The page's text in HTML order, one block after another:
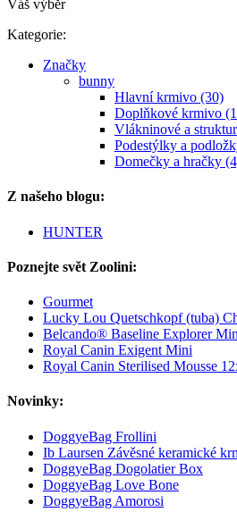
Váš výběr
Kategorie:
Značky
bunny
Hlavní krmivo (30)
Doplňkové krmivo
Vlákninové a
Podestýlky a
Domečky a hračky
Z našeho blogu:
HUNTER
Poznejte svět Zoolini:
Gourmet
Lucky Lou Quetschkopf (tuba)
Belcando® Baseline Explorer
Royal Canin Exigent Mini
Royal Canin Sterilised Mousse
Novinky:
DoggyeBag Frollini
Ib Laursen Závěsné keramické
DoggyeBag Dogolatier Box
DoggyeBag Love Bone
DoggyeBag Amorosi